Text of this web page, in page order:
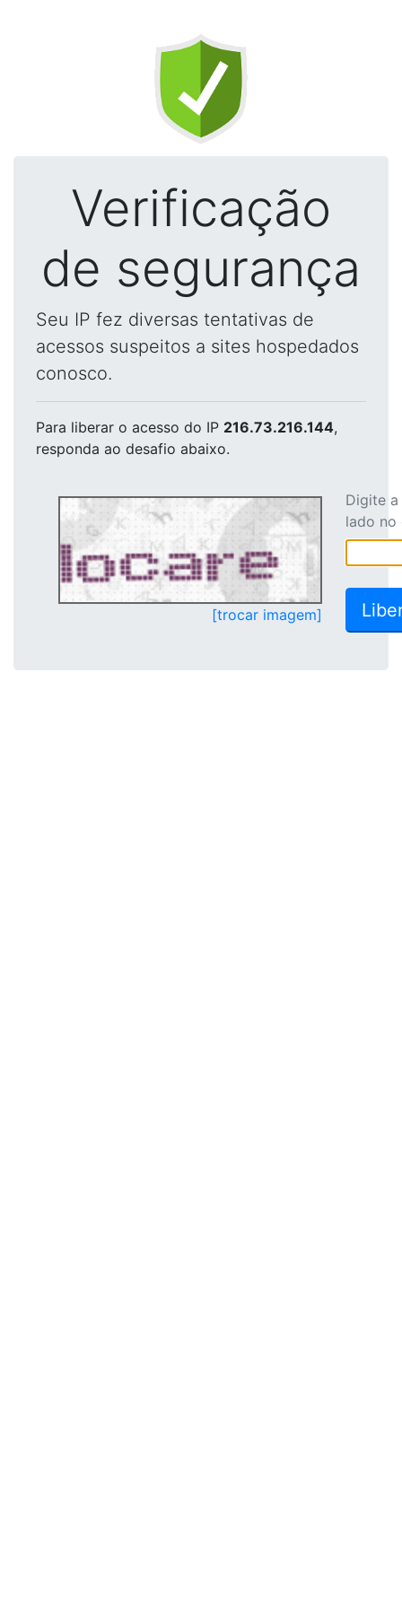
Verificação
de segurança
Seu IP fez diversas tentativas de
acessos suspeitos a sites hospedados
conosco.
Para liberar o acesso do IP 216.73.216.144,
responda ao desafio abaixo.
[trocar imagem]
Digite
lado no